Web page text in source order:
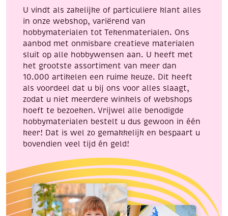
penseel
8
napjes
verf,
aantal
U vindt als zakelijke of particuliere klant alles
in onze webshop, variërend van
hobbymaterialen tot Tekenmaterialen. Ons
aanbod met onmisbare creatieve materialen
sluit op alle hobbywensen aan. U heeft met
het grootste assortiment van meer dan
10.000 artikelen een ruime keuze. Dit heeft
als voordeel dat u bij ons voor alles slaagt,
zodat u niet meerdere winkels of webshops
hoeft te bezoeken. Vrijwel alle benodigde
hobbymaterialen bestelt u dus gewoon in één
keer! Dat is wel zo gemakkelijk en bespaart u
bovendien veel tijd én geld!